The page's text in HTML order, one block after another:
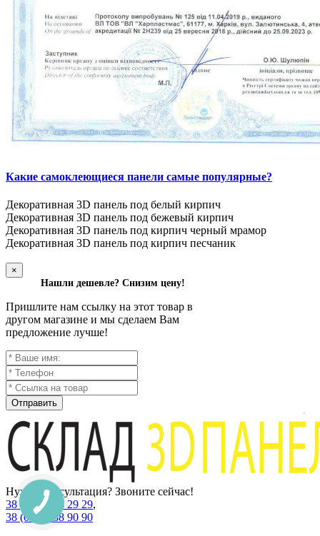
Какие самоклеющиеся панели самые популярные?
Декоративная 3D панель под белый кирпич
Декоративная 3D панель под бежевый кирпич
Декоративная 3D панель под кирпич черный мрамор
Декоративная 3D панель под кирпич песчаник
×
Нашли дешевле? Снизим цену!
Пришлите нам ссылку на этот товар в
другом магазине и мы сделаем Вам
предложение лучше!
Отправить
Нужна консультация? Звоните сейчас!
38 (067) 234 29 29,
38 (067) 538 90 90